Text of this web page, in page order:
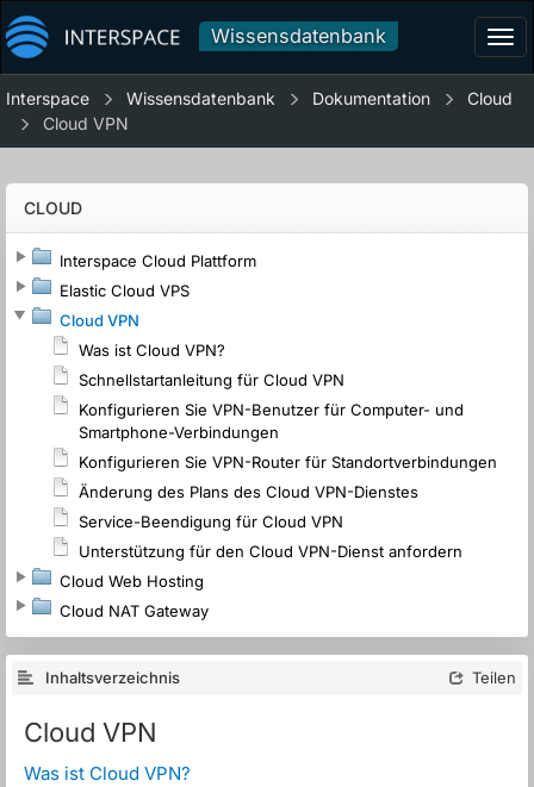
Wissensdatenbank
Interspace Wissensdatenbank Dokumentation
Cloud
Cloud VPN
CLOUD
Interspace Cloud Plattform
Elastic Cloud VPS
Cloud VPN
Was ist Cloud VPN?
Schnellstartanleitung für Cloud VPN
Konfigurieren Sie VPN-Benutzer für Computer- und
Smartphone-Verbindungen
Konfigurieren Sie VPN-Router für Standortverbindungen
Änderung des Plans des Cloud VPN-Dienstes
Service-Beendigung für Cloud VPN
Unterstützung für den Cloud VPN-Dienst anfordern
Cloud Web Hosting
Cloud NAT Gateway
Inhaltsverzeichnis Teilen
Cloud VPN
Was ist Cloud VPN?